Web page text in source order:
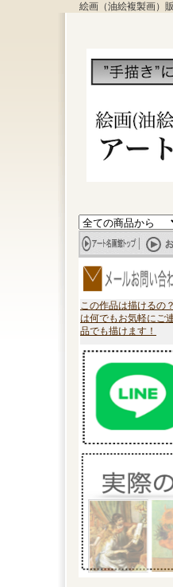
絵画（油絵複製画）
この作品は描けるの
は何でもお気軽にご
品でも描けます！